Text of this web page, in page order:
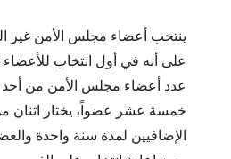
ينتخب أعضاء مجلس الأمن غير
على أنه في أول انتخاب للأعضاء
عدد أعضاء مجلس الأمن من
خمسة عشر عضواً، يختار اثنان
الإضافيين لمدة سنة واحدة